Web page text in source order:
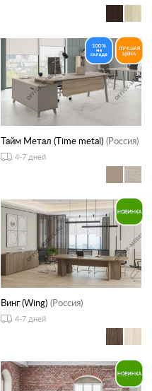
Тайм Метал (Time metal) (Россия)
4-7 дней
Винг (Wing) (Россия)
4-7 дней